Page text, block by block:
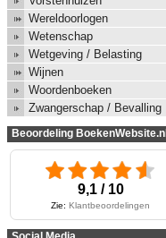
Wereldoorlogen
Wetenschap
Wetgeving / Belasting
Wijnen
Woordenboeken
Zwangerschap / Bevalling
Beoordeling BoekenWebsite.nl
9,1 / 10
Zie: Klantbeoordelingen